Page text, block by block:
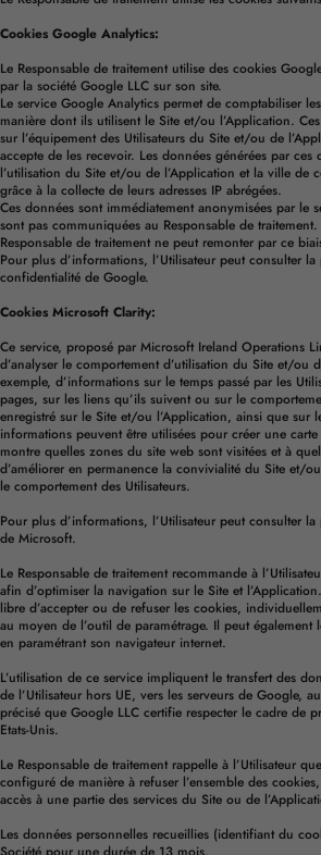
Cookies Google Analytics:
Le Responsable de traitement utilise des cookies
par la société Google LLC sur son site.
Le service Google Analytics permet de comptabiliser
manière dont ils utilisent le Site et/ou l’Application.
sur l’équipement des Utilisateurs du Site et/ou de
accepte de les recevoir. Les données générées par ces
l’utilisation du Site et/ou de l’Application et la ville de
grâce à la collecte de leurs adresses IP abrégées.
Ces données sont immédiatement anonymisées par le
sont pas communiquées au Responsable de
Responsable de traitement ne peut remonter par ce
Pour plus d’informations, l’Utilisateur peut consulter la
confidentialité de Google.
Cookies Microsoft Clarity:
Ce service, proposé par Microsoft Ireland Operations
d’analyser le comportement d’utilisation du Site et/ou
exemple, d’informations sur le temps passé par les
pages, sur les liens qu’ils suivent ou sur le
enregistré sur le Site et/ou l’Application, ainsi que sur
informations peuvent être utilisées pour créer une
montre quelles zones du site web sont visitées et à
d’améliorer en permanence la convivialité du Site et/
le comportement des Utilisateurs.
Pour plus d’informations, l’Utilisateur peut consulter la
de Microsoft.
Le Responsable de traitement recommande à
afin d’optimiser la navigation sur le Site et
libre d’accepter ou de refuser les cookies,
au moyen de l’outil de paramétrage. Il peut également
en paramétrant son navigateur internet.
L’utilisation de ce service impliquent le transfert des
de l’Utilisateur hors UE, vers les serveurs de Google,
précisé que Google LLC certifie respecter le cadre de
Etats-Unis.
Le Responsable de traitement rappelle à l’Utilisateur
configuré de manière à refuser l’ensemble des
accès à une partie des services du Site ou de
Les données personnelles recueillies (identifiant du